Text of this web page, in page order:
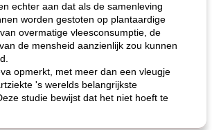
echter aan dat als de samenleving
worden gestoten op plantaardige
overmatige vleesconsumptie, de
de mensheid aanzienlijk zou kunnen
opmerkt, met meer dan een vleugje
's werelds belangrijkste
studie bewijst dat het niet hoeft te